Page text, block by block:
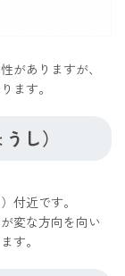
がありますが、
ます。
し）
付近です。
変な方向を向い
す。